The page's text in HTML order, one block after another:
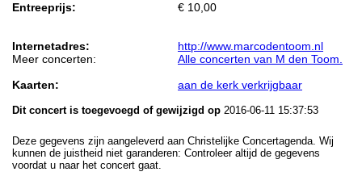
Entreeprijs:
€ 10,00
Internetadres:
http://www.marcodentoom.nl
Meer concerten:
Alle concerten van M den Toom.
Kaarten:
aan de kerk verkrijgbaar
Dit concert is toegevoegd of gewijzigd op 2016-06-11 15:37:53
Deze gegevens zijn aangeleverd aan Christelijke Concertagenda. Wij
kunnen de juistheid niet garanderen: Controleer altijd de gegevens
voordat u naar het concert gaat.